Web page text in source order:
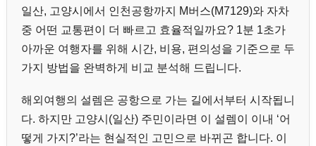
일산, 고양시에서 인천공항까지 M버스(M7129)와 자차
중 어떤 교통편이 더 빠르고 효율적일까요? 1분 1초가
아까운 여행자를 위해 시간, 비용, 편의성을 기준으로 두
가지 방법을 완벽하게 비교 분석해 드립니다.
해외여행의 설렘은 공항으로 가는 길에서부터 시작됩니
다. 하지만 고양시(일산) 주민이라면 이 설렘이 이내 ‘어
떻게 가지?’라는 현실적인 고민으로 바뀌곤 합니다. 이